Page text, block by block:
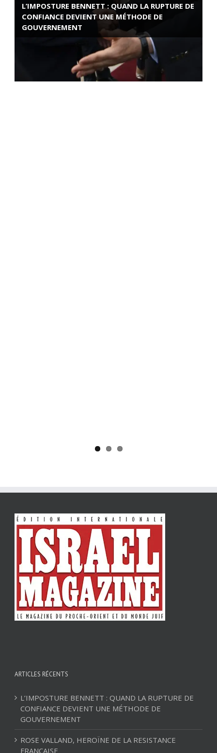
L’IMPOSTURE BENNETT : QUAND LA RUPTURE DE
CONFIANCE DEVIENT UNE MÉTHODE DE
GOUVERNEMENT
ROSE VALLAND, HEROÏNE DE LA RESISTANCE
ARTICLES RÉCENTS
L’IMPOSTURE BENNETT : QUAND LA RUPTURE DE
CONFIANCE DEVIENT UNE MÉTHODE DE
GOUVERNEMENT
ROSE VALLAND, HEROÏNE DE LA RESISTANCE
FRANÇAISE